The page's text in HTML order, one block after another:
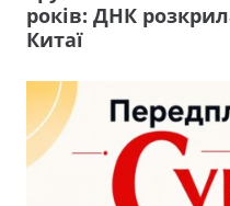
років: ДНК
Китаї